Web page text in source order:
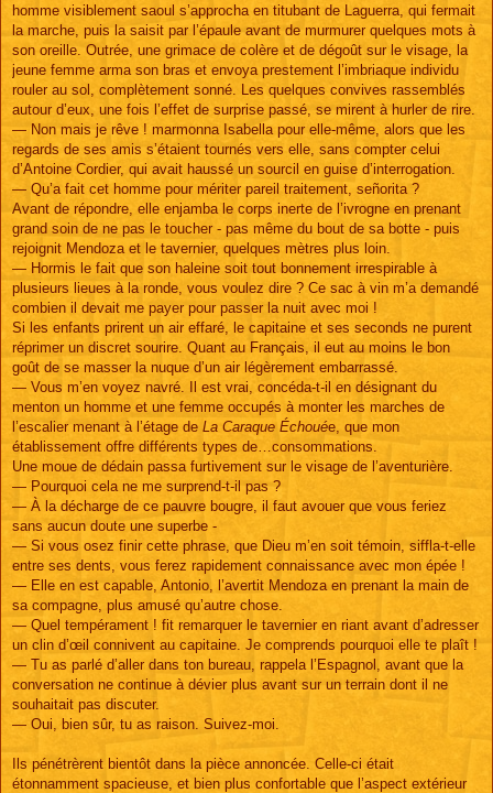
homme visiblement saoul s’approcha en titubant de Laguerra, qui fermait
la marche, puis la saisit par l’épaule avant de murmurer quelques mots à
son oreille. Outrée, une grimace de colère et de dégoût sur le visage, la
jeune femme arma son bras et envoya prestement l’imbriaque individu
rouler au sol, complètement sonné. Les quelques convives rassemblés
autour d’eux, une fois l’effet de surprise passé, se mirent à hurler de rire.
— Non mais je rêve ! marmonna Isabella pour elle-même, alors que les
regards de ses amis s’étaient tournés vers elle, sans compter celui
d’Antoine Cordier, qui avait haussé un sourcil en guise d’interrogation.
— Qu’a fait cet homme pour mériter pareil traitement, señorita ?
Avant de répondre, elle enjamba le corps inerte de l’ivrogne en prenant
grand soin de ne pas le toucher - pas même du bout de sa botte - puis
rejoignit Mendoza et le tavernier, quelques mètres plus loin.
— Hormis le fait que son haleine soit tout bonnement irrespirable à
plusieurs lieues à la ronde, vous voulez dire ? Ce sac à vin m’a demandé
combien il devait me payer pour passer la nuit avec moi !
Si les enfants prirent un air effaré, le capitaine et ses seconds ne purent
réprimer un discret sourire. Quant au Français, il eut au moins le bon
goût de se masser la nuque d’un air légèrement embarrassé.
— Vous m’en voyez navré. Il est vrai, concéda-t-il en désignant du
menton un homme et une femme occupés à monter les marches de
l’escalier menant à l’étage de La Caraque Échouée, que mon
établissement offre différents types de…consommations.
Une moue de dédain passa furtivement sur le visage de l’aventurière.
— Pourquoi cela ne me surprend-t-il pas ?
— À la décharge de ce pauvre bougre, il faut avouer que vous feriez
sans aucun doute une superbe -
— Si vous osez finir cette phrase, que Dieu m’en soit témoin, siffla-t-elle
entre ses dents, vous ferez rapidement connaissance avec mon épée !
— Elle en est capable, Antonio, l’avertit Mendoza en prenant la main de
sa compagne, plus amusé qu’autre chose.
— Quel tempérament ! fit remarquer le tavernier en riant avant d’adresser
un clin d’œil connivent au capitaine. Je comprends pourquoi elle te plaît !
— Tu as parlé d’aller dans ton bureau, rappela l’Espagnol, avant que la
conversation ne continue à dévier plus avant sur un terrain dont il ne
souhaitait pas discuter.
— Oui, bien sûr, tu as raison. Suivez-moi.
Ils pénétrèrent bientôt dans la pièce annoncée. Celle-ci était
étonnamment spacieuse, et bien plus confortable que l’aspect extérieur